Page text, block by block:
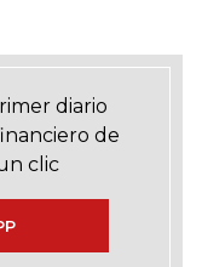
diario
de
clic